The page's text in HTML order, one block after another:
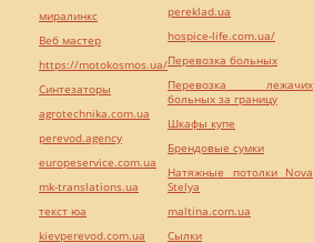
миралинкс
Веб мастер
https://motokosmos.ua/
Синтезаторы
agrotechnika.com.ua
perevod.agency
europeservice.com.ua
mk-translations.ua
текст юа
kievperevod.com.ua
pereklad.ua
hospice-life.com.ua/
Перевозка больных
Перевозка лежачих
больных за границу
Шкафы купе
Брендовые сумки
Натяжные потолки Nova
Stelya
maltina.com.ua
Cылки